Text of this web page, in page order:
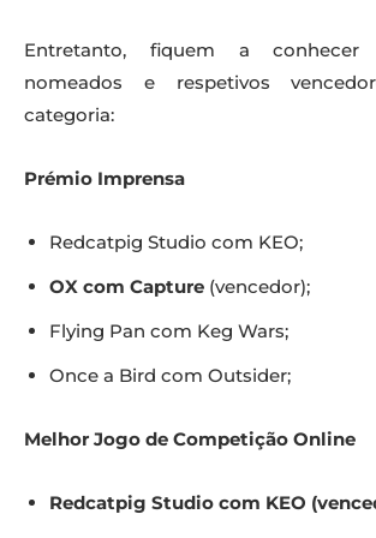
Entretanto, fiquem a conhecer
nomeados e respetivos
categoria:
Prémio Imprensa
Redcatpig Studio com KEO;
OX com Capture (vencedor);
Flying Pan com Keg Wars;
Once a Bird com Outsider;
Melhor Jogo de Competição Online
Redcatpig Studio com KEO